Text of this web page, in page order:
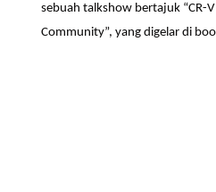
sebuah talkshow bertajuk “CR-
Community”, yang digelar di